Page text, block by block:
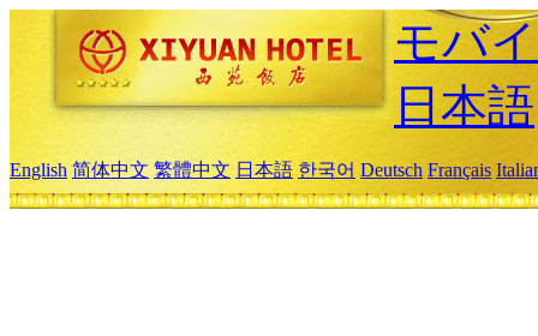
モバ
日本語
English 简体中文 繁體中文 日本語 한국어 Deutsch Français